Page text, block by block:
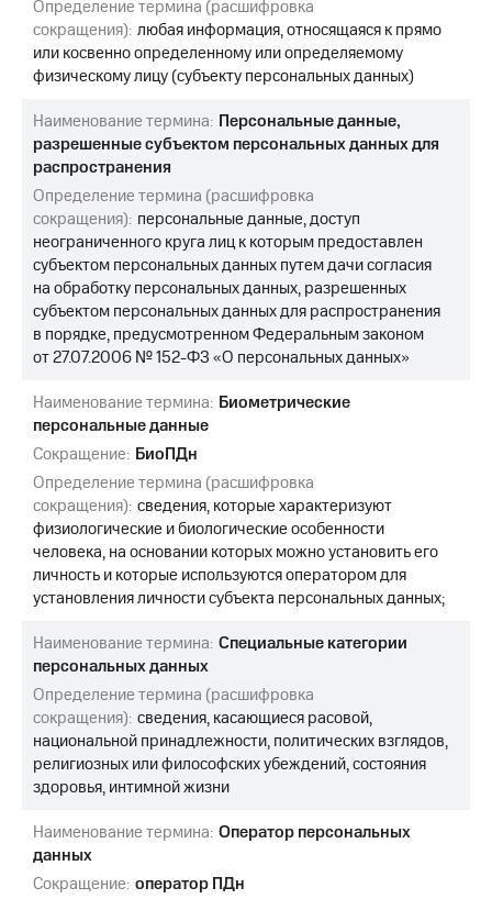
облигаций
Описание
Еврооблигации-2023
Уведомление
о
погашении
именных
облигаций
Другое
Регистратор
Реквизиты
Контакты
развитие
деловая этика
На главную
Определение термина (расшифровка
сокращения): любая информация, относящаяся к прямо
или косвенно определенному или определяемому
физическому лицу (субъекту персональных данных)
Наименование термина: Персональные данные,
разрешенные субъектом персональных данных для
распространения
Определение термина (расшифровка
сокращения): персональные данные, доступ
неограниченного круга лиц к которым предоставлен
субъектом персональных данных путем дачи согласия
на обработку персональных данных, разрешенных
субъектом персональных данных для распространения
в порядке, предусмотренном Федеральным законом
от 27.07.2006 № 152-ФЗ «О персональных данных»
Наименование термина: Биометрические
персональные данные
Сокращение: БиоПДн
Определение термина (расшифровка
сокращения): сведения, которые характеризуют
физиологические и биологические особенности
человека, на основании которых можно установить его
личность и которые используются оператором для
установления личности субъекта персональных данных;
Наименование термина: Специальные категории
персональных данных
Определение термина (расшифровка
сокращения): сведения, касающиеся расовой,
национальной принадлежности, политических взглядов,
религиозных или философских убеждений, состояния
здоровья, интимной жизни
Наименование термина: Оператор персональных
данных
Сокращение: оператор ПДн